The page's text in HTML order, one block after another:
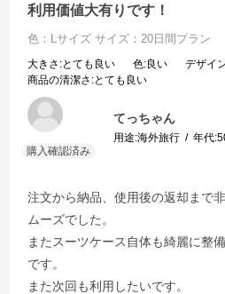
利用価値大有りです！
色：Lサイズ サイズ：20日間プラン
大きさ :とても良い 色:良い デザイ
商品の清潔さ :とても良い
てっちゃん
用途:海外旅行 年代:
注文から納品、使用後の返却まで
ムーズでした。
またスーツケース自体も綺麗に整
です。
また次回も利用したいです。